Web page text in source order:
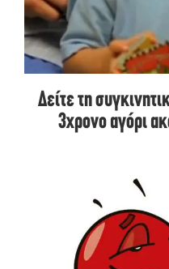
Δείτε τη
3χρονο αγόρι